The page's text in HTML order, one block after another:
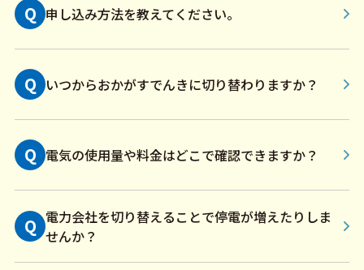
Q 申し込み方法を教えてください。
Q いつからおかがすでんきに切り替わりますか？
Q 電気の使用量や料金はどこで確認できますか？
Q 電力会社を切り替えることで停電が増えたりしま
せんか？